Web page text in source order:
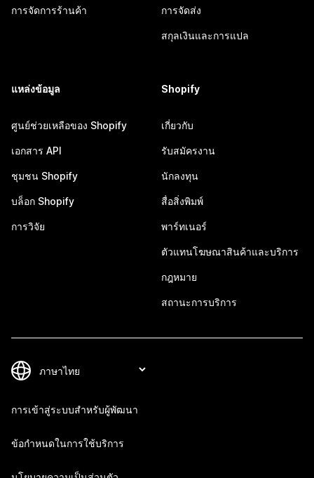
การจัดการร้านค้า การจัดส่ง
สกุลเงินและการแปล
แหล่งข้อมูล
ศูนย์ช่วยเหลือของ Shopify
เอกสาร API
ชุมชน Shopify
บล็อก Shopify
การวิจัย
Shopify
เกี่ยวกับ
รับสมัครงาน
นักลงทุน
สื่อสิ่งพิมพ์
พาร์ทเนอร์
ตัวแทนโฆษณาสินค้าและบริการ
กฎหมาย
สถานะการบริการ
การเข้าสู่ระบบสำหรับผู้พัฒนา
ข้อกำหนดในการใช้บริการ